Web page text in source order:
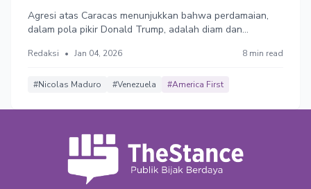
Agresi atas Caracas menunjukkan bahwa perdamaian,
dalam pola pikir Donald Trump, adalah diam dan
Amerika Serikat (AS) yang lagi sibuk memenuhi hasrat
jargon "America First".
Redaksi • Jan 04, 2026 8 min read
#Nicolas Maduro #Venezuela #America First